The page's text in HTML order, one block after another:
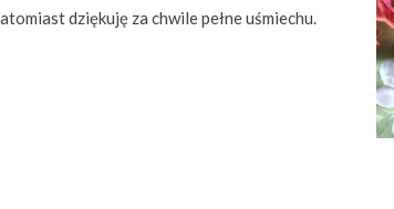
dziękuję za chwile pełne uśmiechu.